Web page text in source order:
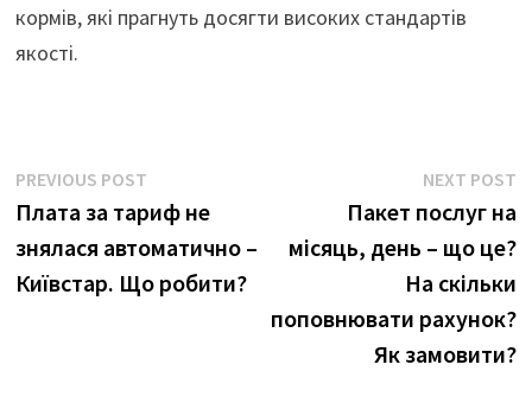
кормів, які прагнуть досягти високих стандартів
якості.
Навігація
записів
PREVIOUS POSTPrevious
post:
Плата за тариф не
знялася автоматично –
Київстар. Що робити?
NEXT POST
Пакет послуг на
місяць, день – що це?
На скільки
поповнювати рахунок?
Як замовити?